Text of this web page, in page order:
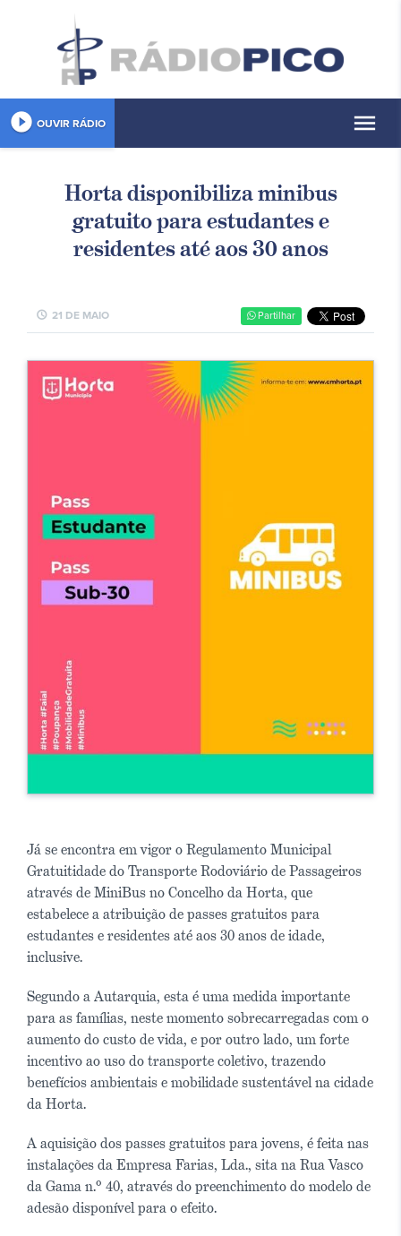
play_circle_filled OUVIR RÁDIO menu
Horta disponibiliza minibus
gratuito para estudantes e
residentes até aos 30 anos
schedule 21 DE MAIO Partilhar
Já se encontra em vigor o Regulamento Municipal
Gratuitidade do Transporte Rodoviário de Passageiros
através de MiniBus no Concelho da Horta, que
estabelece a atribuição de passes gratuitos para
estudantes e residentes até aos 30 anos de idade,
inclusive.
Segundo a Autarquia, esta é uma medida importante
para as famílias, neste momento sobrecarregadas com o
aumento do custo de vida, e por outro lado, um forte
incentivo ao uso do transporte coletivo, trazendo
benefícios ambientais e mobilidade sustentável na cidade
da Horta.
A aquisição dos passes gratuitos para jovens, é feita nas
instalações da Empresa Farias, Lda., sita na Rua Vasco
da Gama n.º 40, através do preenchimento do modelo de
adesão disponível para o efeito.